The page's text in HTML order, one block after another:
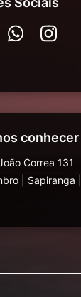
conhecer
Correa 131
Sapiranga